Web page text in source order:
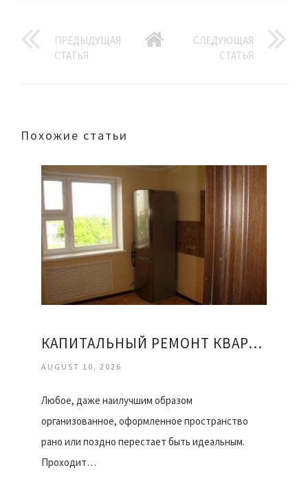
ПРЕДЫДУЩАЯ
СТАТЬЯ
СЛЕДУЮЩАЯ
СТАТЬЯ
Похожие статьи
КАПИТАЛЬНЫЙ РЕМОНТ КВАРТИРЫ ОФИСА
AUGUST 10, 2026
Любое, даже наилучшим образом
организованное, оформленное пространство
рано или поздно перестает быть идеальным.
Проходит…